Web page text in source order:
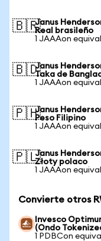
🇧🇷Janus
Real brasileño
1 JAAAon
🇧🇩Janus
Taka de
1 JAAAon
🇵🇭Janus
Peso Filipino
1 JAAAon
🇵🇱Janus
Złoty polaco
1 JAAAon
Convierte otros
Invesco
(Ondo
1 PDBCon